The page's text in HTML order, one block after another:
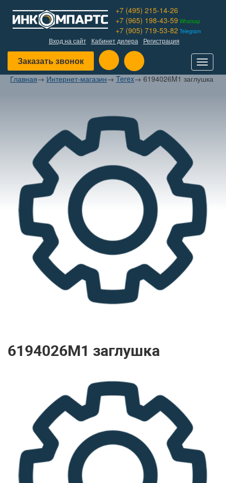
+7 (495) 215-14-26
+7 (965) 198-43-59 Whatsap
+7 (905) 719-53-82 Telegram
Вход на сайт Кабинет дилера Регистрация
Заказать звонок
Toggle
Главная→ Интернет-магазин→ Terex→ 6194026M1 заглушка
6194026M1 заглушка